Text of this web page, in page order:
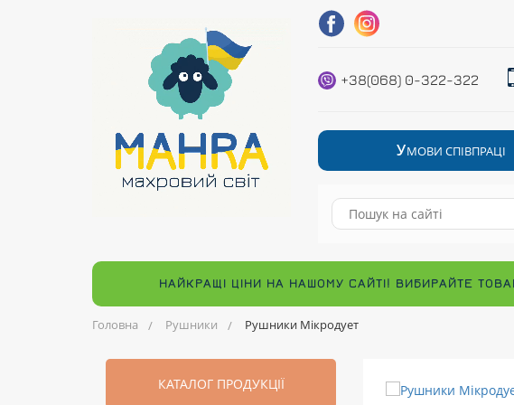
+38(068) 0-322-322
УМОВИ СПІВПРАЦІ
НАЙКРАЩІ ЦІНИ НА НАШОМУ САЙТІ! ВИБИРАЙТЕ
Головна Рушники Рушники Мікродует
КАТАЛОГ ПРОДУКЦІЇ